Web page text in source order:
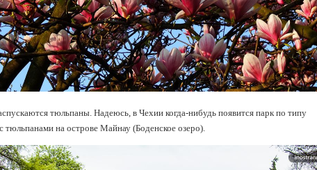
тюльпаны. Надеюсь, в Чехии когда-нибудь появится парк по типу
тюльпанами на острове Майнау (Боденское озеро).